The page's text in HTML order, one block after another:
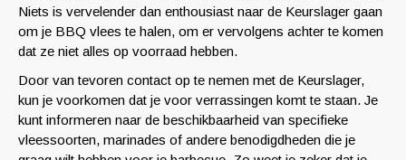
Niets is vervelender dan enthousiast naar de Keurslager gaan
om je BBQ vlees te halen, om er vervolgens achter te komen
dat ze niet alles op voorraad hebben.
Door van tevoren contact op te nemen met de Keurslager,
kun je voorkomen dat je voor verrassingen komt te staan. Je
kunt informeren naar de beschikbaarheid van specifieke
vleessoorten, marinades of andere benodigdheden die je